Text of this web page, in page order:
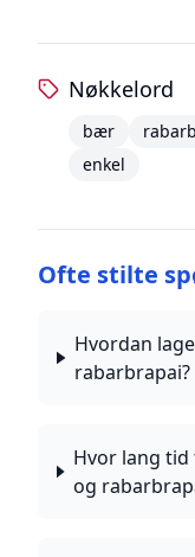
Nøkkelord
bær
enkel
Ofte stilte
Hvordan
rabarbrapai?
Hvor lang
og